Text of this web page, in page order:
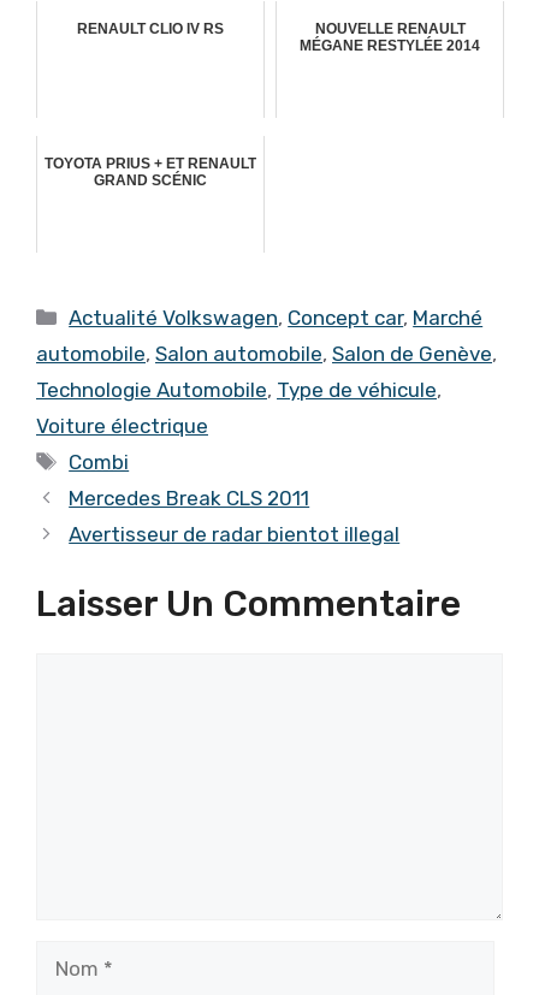
RENAULT CLIO IV RS
NOUVELLE RENAULT
MÉGANE RESTYLÉE 2014
TOYOTA PRIUS + ET RENAULT
GRAND SCÉNIC
Catégories
Actualité Volkswagen, Concept car, Marché
automobile, Salon automobile, Salon de Genève,
Technologie Automobile, Type de véhicule,
Voiture électrique
Étiquettes
Combi
Mercedes Break CLS 2011
Avertisseur de radar bientot illegal
Laisser Un Commentaire